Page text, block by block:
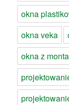
okna
okna veka
okna z